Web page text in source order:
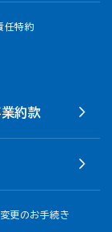
任特約
業約款
更のお手続き